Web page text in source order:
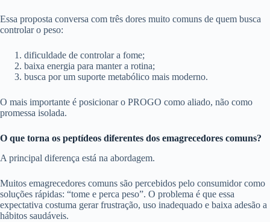
Essa proposta conversa com três dores muito comuns de quem busca
controlar o peso:
dificuldade de controlar a fome;
baixa energia para manter a rotina;
busca por um suporte metabólico mais moderno.
O mais importante é posicionar o PROGO como aliado, não como
promessa isolada.
O que torna os peptídeos diferentes dos emagrecedores comuns?
A principal diferença está na abordagem.
Muitos emagrecedores comuns são percebidos pelo consumidor como
soluções rápidas: “tome e perca peso”. O problema é que essa
expectativa costuma gerar frustração, uso inadequado e baixa adesão a
hábitos saudáveis.